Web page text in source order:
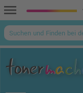
menu